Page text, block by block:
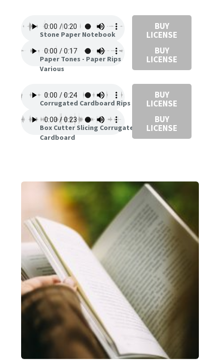
Stone Paper Notebook
BUY
LICENSE
Paper Tones - Paper Rips
Various
BUY
LICENSE
Corrugated Cardboard Rips
BUY
LICENSE
Box Cutter Slicing Corrugated
Cardboard
BUY
LICENSE